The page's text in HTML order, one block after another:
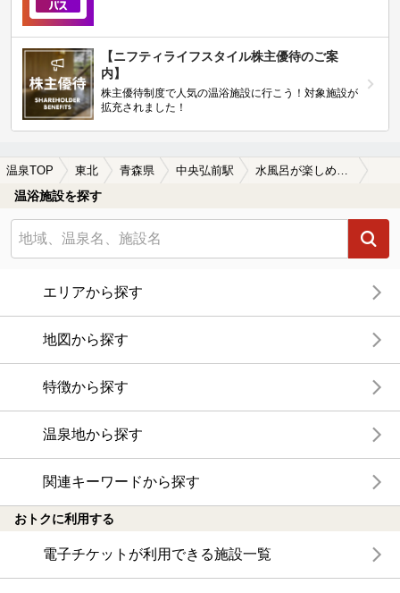
【ニフティライフスタイル株主優待のご案
内】
株主優待制度で人気の温浴施設に行こう！対象施設が
拡充されました！
温泉TOP 東北 青森県 中央弘前駅 水風呂が楽しめる中央弘前駅近くの温泉、日帰り温泉、スーパー銭湯おすすめ
温浴施設を探す
エリアから探す
地図から探す
特徴から探す
温泉地から探す
関連キーワードから探す
おトクに利用する
電子チケットが利用できる施設一覧